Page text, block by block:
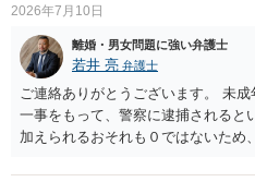
2026年7月10日
離婚・男女問題に強い弁護士
若井 亮 弁護士
ご連絡ありがとうございます。 未
一事をもって、警察に逮捕されると
加えられるおそれも０ではないため